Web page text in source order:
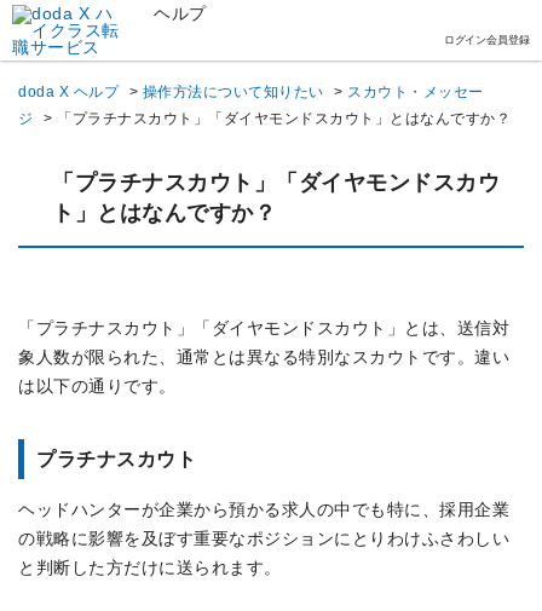
ヘルプ
ログイン会員登録
doda X ヘルプ > 操作方法について知りたい > スカウト・メッセー
ジ
> 「プラチナスカウト」「ダイヤモンドスカウト」とはなんですか？
「プラチナスカウト」「ダイヤモンドスカウ
ト」とはなんですか？
「プラチナスカウト」「ダイヤモンドスカウト」とは、送信対
象人数が限られた、通常とは異なる特別なスカウトです。違い
は以下の通りです。
プラチナスカウト
ヘッドハンターが企業から預かる求人の中でも特に、採用企業
の戦略に影響を及ぼす重要なポジションにとりわけふさわしい
と判断した方だけに送られます。